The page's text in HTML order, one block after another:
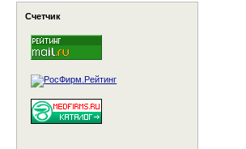
Счетчик